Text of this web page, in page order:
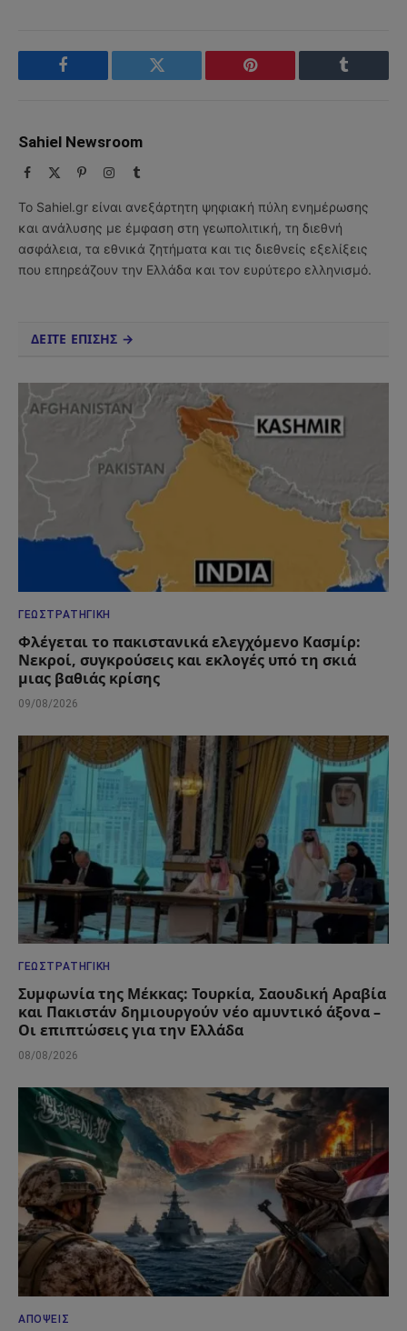
Facebook Twitter Pinterest Tumblr
Sahiel Newsroom
Facebook PinterestInstagram
Tumblr
Το Sahiel.gr είναι ανεξάρτητη ψηφιακή πύλη ενημέρωσης
και ανάλυσης με έμφαση στη γεωπολιτική, τη διεθνή
ασφάλεια, τα εθνικά ζητήματα και τις διεθνείς εξελίξεις
που επηρεάζουν την Ελλάδα και τον ευρύτερο ελληνισμό.
ΔΕΙΤΕ ΕΠΙΣΗΣ →
ΓΕΩΣΤΡΑΤΗΓΙΚΉ
Φλέγεται το πακιστανικά ελεγχόμενο Κασμίρ:
Νεκροί, συγκρούσεις και εκλογές υπό τη σκιά
μιας βαθιάς κρίσης
09/08/2026
ΓΕΩΣΤΡΑΤΗΓΙΚΉ
Συμφωνία της Μέκκας: Τουρκία, Σαουδική Αραβία
και Πακιστάν δημιουργούν νέο αμυντικό άξονα –
Οι επιπτώσεις για την Ελλάδα
08/08/2026
ΑΠΌΨΕΙΣ